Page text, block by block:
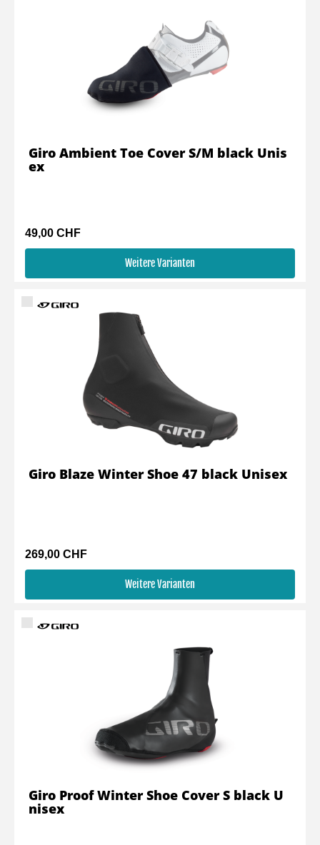
49,00 CHF
Weitere Varianten
Giro Ambient Toe Cover S/M black Unis
ex
269,00 CHF
Weitere Varianten
Giro Blaze Winter Shoe 47 black Unisex
Giro Proof Winter Shoe Cover S black U
nisex